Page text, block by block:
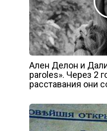
Ален Делон и
paroles». Через 2
расставания они